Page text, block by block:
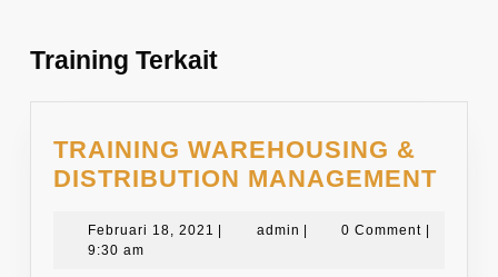
Training Terkait
TRAINING WAREHOUSING &
DISTRIBUTION MANAGEMENT
Februari 18, 2021 Februariadmin admin0 Comment
9:30 am